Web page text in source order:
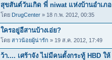
สุขสันต์วันเกิด พี่ niwat แห่งบ้านอำเภอ
โดย DrugCenter » 18 ก.พ. 2012, 00:35
ใครอยู่อีสานบ้างเอ่ย?
โดย สาวน้อยผู้น่ารัก » 19 ส.ค. 2012, 17:49
ว้า.... เศร้าจัง ไม่มีคนตั้งกระทู้ HBD ให้